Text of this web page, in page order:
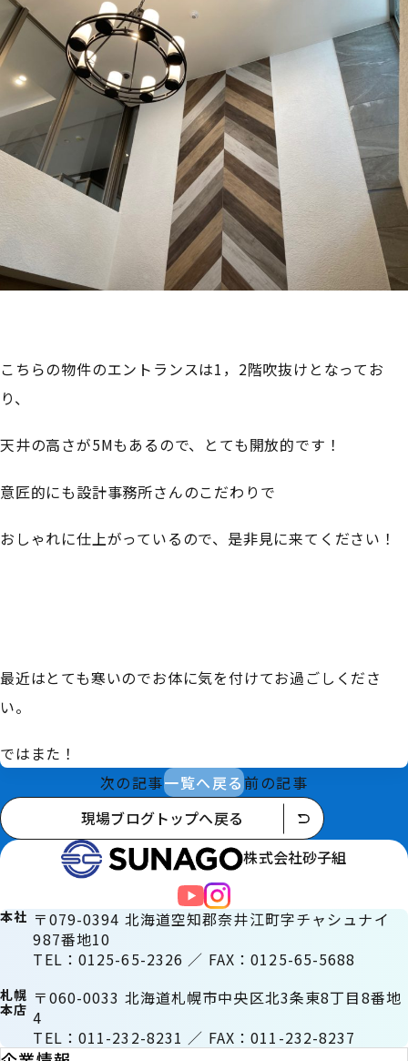
こちらの物件のエントランスは1，2階吹抜けとなってお
り、
天井の高さが5Mもあるので、とても開放的です！
意匠的にも設計事務所さんのこだわりで
おしゃれに仕上がっているので、是非見に来てください！
最近はとても寒いのでお体に気を付けてお過ごしくださ
い。
ではまた！
次の記事一覧へ戻る前の記事
現場ブログトップへ戻る
株式会社砂子組
本社 〒079-0394 北海道空知郡奈井江町字チャシュナイ
987番地10
TEL：0125-65-2326 ／ FAX：0125-65-5688
札幌
本店
〒060-0033 北海道札幌市中央区北3条東8丁目8番地
4
TEL：011-232-8231 ／ FAX：011-232-8237